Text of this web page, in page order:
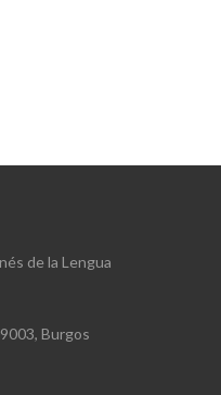
de la Lengua
Burgos